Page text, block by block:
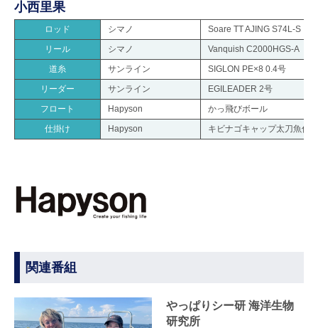
小西里果
ロッド シマノ
Soare TT AJING S74L-S
リール
シマノ
Vanquish C2000HGS-A
道糸
サンライン
SIGLON PE×8 0.4号
リーダー
サンライン
EGILEADER 2号
フロート
Hapyson
かっ飛びボール
仕掛け
Hapyson キビナゴキャップ太刀魚仕
関連番組
やっぱりシー研 海洋生物
研究所